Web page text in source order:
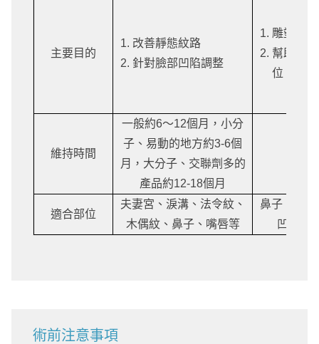
主要目的
改善靜態紋路
針對臉部凹陷調整
雕塑臉
幫助塑
位
維持時間
一般約6～12個月，小分
子、易動的地方約3-6個
月，大分子、交聯劑多的
產品約12-18個月
適合部位
夫妻宮、淚溝、法令紋、
木偶紋、鼻子、嘴唇等
鼻子、下
凹陷、
術前注意事項